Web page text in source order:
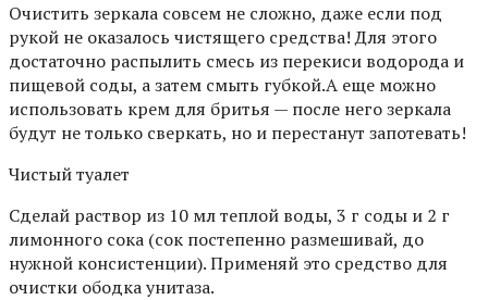
Очистить зеркала совсем не сложно, даже если под
рукой не оказалось чистящего средства! Для этого
достаточно распылить смесь из перекиси водорода и
пищевой соды, а затем смыть губкой.А еще можно
использовать крем для бритья — после него зеркала
будут не только сверкать, но и перестанут запотевать!
Чистый туалет
Сделай раствор из 10 мл теплой воды, 3 г соды и 2 г
лимонного сока (сок постепенно размешивай, до
нужной консистенции). Применяй это средство для
очистки ободка унитаза.